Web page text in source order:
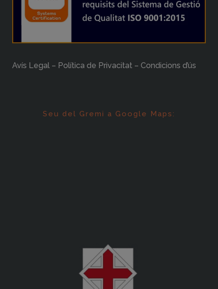
Avís Legal – Política de Privacitat – Condicions d’ús
Seu del Gremi a Google Maps: